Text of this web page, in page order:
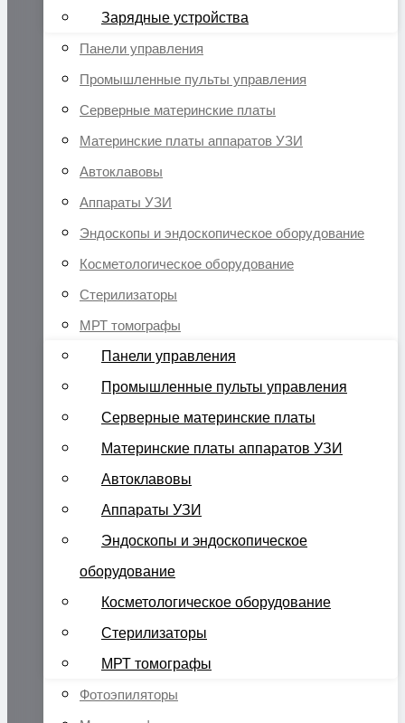
Зарядные устройства
Панели управления
Промышленные пульты управления
Серверные материнские платы
Материнские платы аппаратов УЗИ
Автоклавовы
Аппараты УЗИ
Эндоскопы и эндоскопическое оборудование
Косметологическое оборудование
Стерилизаторы
МРТ томографы
Панели управления
Промышленные пульты управления
Серверные материнские платы
Материнские платы аппаратов УЗИ
Автоклавовы
Аппараты УЗИ
Эндоскопы и эндоскопическое
оборудование
Косметологическое оборудование
Стерилизаторы
МРТ томографы
Фотоэпиляторы